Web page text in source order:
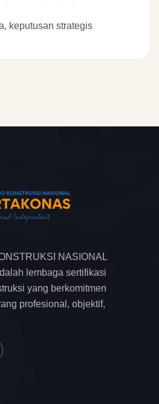
keputusan strategis
NASIONAL
lembaga sertifikasi
yang berkomitmen
profesional, objektif,